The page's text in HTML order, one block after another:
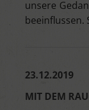
unsere
beeinflussen.
23.12.2019
MIT DEM